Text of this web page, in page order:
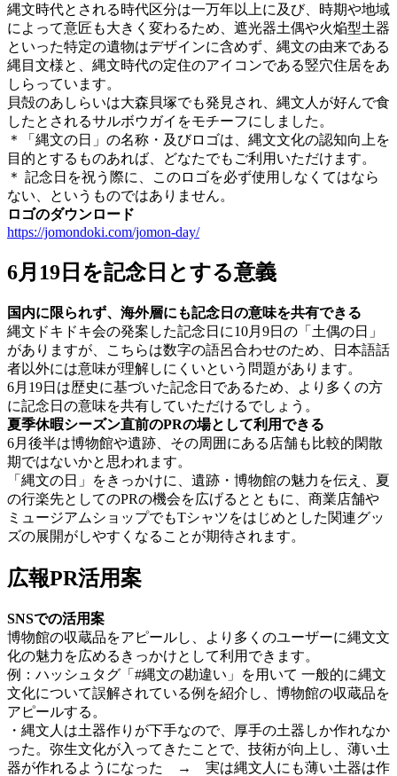
縄文時代とされる時代区分は一万年以上に及び、時期や地域
によって意匠も大きく変わるため、遮光器土偶や火焔型土器
といった特定の遺物はデザインに含めず、縄文の由来である
縄目文様と、縄文時代の定住のアイコンである竪穴住居をあ
しらっています。
貝殻のあしらいは大森貝塚でも発見され、縄文人が好んで食
したとされるサルボウガイをモチーフにしました。
＊「縄文の日」の名称・及びロゴは、縄文文化の認知向上を
目的とするものあれば、どなたでもご利用いただけます。
＊ 記念日を祝う際に、このロゴを必ず使用しなくてはなら
ない、というものではありません。
ロゴのダウンロード
https://jomondoki.com/jomon-day/
6月19日を記念日とする意義
国内に限られず、海外層にも記念日の意味を共有できる
縄文ドキドキ会の発案した記念日に10月9日の「土偶の日」
がありますが、こちらは数字の語呂合わせのため、日本語話
者以外には意味が理解しにくいという問題があります。
6月19日は歴史に基づいた記念日であるため、より多くの方
に記念日の意味を共有していただけるでしょう。
夏季休暇シーズン直前のPRの場として利用できる
6月後半は博物館や遺跡、その周囲にある店舗も比較的閑散
期ではないかと思われます。
「縄文の日」をきっかけに、遺跡・博物館の魅力を伝え、夏
の行楽先としてのPRの機会を広げるとともに、商業店舗や
ミュージアムショップでもTシャツをはじめとした関連グッ
ズの展開がしやすくなることが期待されます。
広報PR活用案
SNSでの活用案
博物館の収蔵品をアピールし、より多くのユーザーに縄文文
化の魅力を広めるきっかけとして利用できます。
例：ハッシュタグ「#縄文の勘違い」を用いて 一般的に縄文
文化について誤解されている例を紹介し、博物館の収蔵品を
アピールする。
・縄文人は土器作りが下手なので、厚手の土器しか作れなか
った。弥生文化が入ってきたことで、技術が向上し、薄い土
器が作れるようになった → 実は縄文人にも薄い土器は作